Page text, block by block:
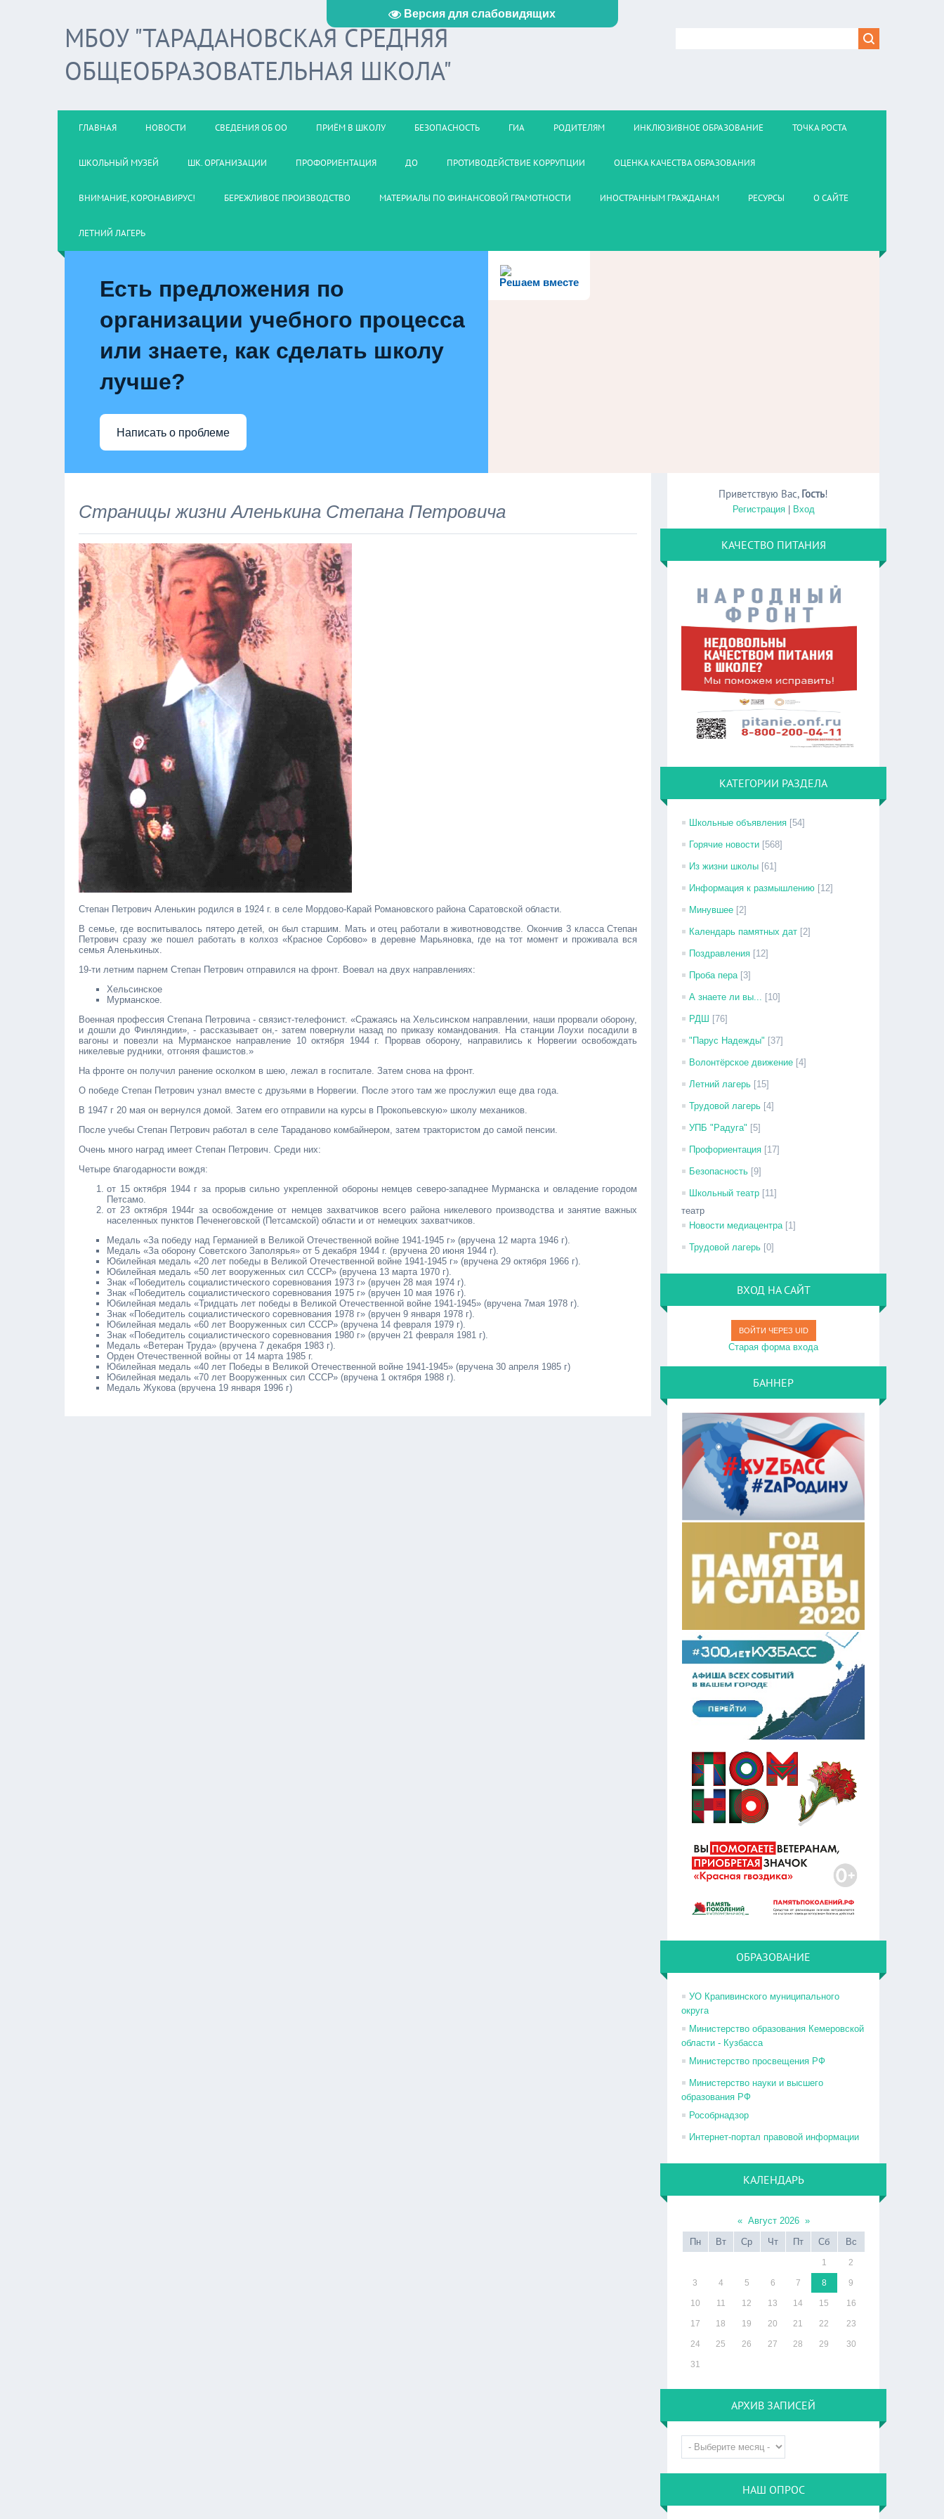
Версия для слабовидящих
МБОУ "ТАРАДАНОВСКАЯ СРЕДНЯЯ
ОБЩЕОБРАЗОВАТЕЛЬНАЯ ШКОЛА"
ГЛАВНАЯ НОВОСТИ СВЕДЕНИЯ ОБ ОО ПРИЁМ В ШКОЛУ БЕЗОПАСНОСТЬ ГИА РОДИТЕЛЯМ ИНКЛЮЗИВНОЕ ОБРАЗОВАНИЕ ТОЧКА РОСТА
ШКОЛЬНЫЙ МУЗЕЙ ШК. ОРГАНИЗАЦИИ ПРОФОРИЕНТАЦИЯ ДО ПРОТИВОДЕЙСТВИЕ КОРРУПЦИИ ОЦЕНКА КАЧЕСТВА ОБРАЗОВАНИЯ
ВНИМАНИЕ, КОРОНАВИРУС! БЕРЕЖЛИВОЕ ПРОИЗВОДСТВО МАТЕРИАЛЫ ПО ФИНАНСОВОЙ ГРАМОТНОСТИ ИНОСТРАННЫМ ГРАЖДАНАМ РЕСУРСЫ О САЙТЕ
ЛЕТНИЙ ЛАГЕРЬ
Решаем вместе
Есть предложения по
организации учебного процесса
или знаете, как сделать школу
лучше?
Написать о проблеме
Страницы жизни Аленькина Степана Петровича
Степан Петрович Аленькин родил­ся в 1924 г. в селе Мордово-Карай Романовского района Саратовской облас­ти.
В семье, где воспитывалось пяте­ро детей, он был старшим. Мать и отец работали в животноводстве. Окончив 3 класса Степан
Петрович сразу же по­шел работать в колхоз «Красное Сорбово» в деревне Марьяновка, где на тот момент и проживала вся
семья Аленькиных.
19-ти летним парнем Степан Петрович отправился на фронт. Воевал на двух направлениях:
Хельсинское
Мурманское.
Военная профессия Степана Петровича - связист-телефонист. «Сражаясь на Хельсинском направлении, наши прорвали оборону,
и дошли до Фин­ляндии», - рассказывает он,- затем повернули назад по приказу командования. На станции Лоухи посадили в
вагоны и повезли на Мурманское направление 10 октября 1944 г. Прорвав оборону, направились к Норвегии освобождать
никелевые рудники, отгоняя фашистов.»
На фронте он получил ранение осколком в шею, лежал в госпитале. Затем снова на фронт.
О победе Степан Петрович узнал вместе с друзьями в Норвегии. После этого там же прослужил еще два года.
В 1947 г 20 мая он вернулся домой. Затем его отправили на курсы в Прокопьевскую» школу механиков.
После учебы Степан Петрович работал в селе Тараданово комбайнером, затем трактористом до самой пенсии.
Очень много наград имеет Степан Петрович. Среди них:
Четыре благодарности вождя:
от 15 октября 1944 г за прорыв сильно укрепленной обороны немцев северо-западнее Мурманска и овладение городом
Петсамо.
от 23 октября 1944г за освобождение от немцев захватчиков всего района никелевого производства и занятие важных
населенных пунктов Печенеговской (Петсамской) об­ласти и от немецких захватчиков.
Медаль «За победу над Германией в Великой Отечественной войне 1941-1945 г» (вручена 12 марта 1946 г).
Медаль «За оборону Советского Заполярья» от 5 декабря 1944 г. (вручена 20 июня 1944 г).
Юбилейная медаль «20 лет победы в Великой Отечественной войне 1941-1945 г» (вручена 29 октября 1966 г).
Юбилейная медаль «50 лет вооруженных сил СССР» (вручена 13 марта 1970 г).
Знак «Победитель социалистического соревнования 1973 г» (вручен 28 мая 1974 г).
Знак «Победитель социалистического соревнования 1975 г» (вручен 10 мая 1976 г).
Юбилейная медаль «Тридцать лет победы в Великой Отечественной войне 1941-1945» (вручена 7мая 1978 г).
Знак «Победитель социалистического соревнования 1978 г» (вручен 9 января 1978 г).
Юбилейная медаль «60 лет Вооруженных сил СССР» (вручена 14 февраля 1979 г).
Знак «Победитель социалистического соревнования 1980 г» (вручен 21 февраля 1981 г).
Медаль «Ветеран Труда» (вручена 7 декабря 1983 г).
Орден Отечественной войны от 14 марта 1985 г.
Юбилейная медаль «40 лет Победы в Великой Отечественной войне 1941-1945» (вручена 30 апреля 1985 г)
Юбилейная медаль «70 лет Вооруженных сил СССР» (вручена 1 октября 1988 г).
Медаль Жукова (вручена 19 января 1996 г)
Приветствую Вас, Гость!
Регистрация| Вход
КАЧЕСТВО ПИТАНИЯ
КАТЕГОРИИ РАЗДЕЛА
Школьные объявления [54]
Горячие новости [568]
Из жизни школы [61]
Информация к размышлению [12]
Минувшее [2]
Календарь памятных дат [2]
Поздравления [12]
Проба пера [3]
А знаете ли вы... [10]
РДШ [76]
"Парус Надежды" [37]
Волонтёрское движение [4]
Летний лагерь [15]
Трудовой лагерь [4]
УПБ "Радуга" [5]
Профориентация [17]
Безопасность [9]
Школьный театр [11]
театр
Новости медиацентра [1]
Трудовой лагерь [0]
ВХОД НА САЙТ
ВОЙТИ ЧЕРЕЗ UID
Старая форма входа
БАННЕР
ОБРАЗОВАНИЕ
УО Крапивинского муниципального
округа
Министерство образования Кемеровской
области - Кузбасса
Министерство просвещения РФ
Министерство науки и высшего
образования РФ
Рособрнадзор
Интернет-портал правовой информации
КАЛЕНДАРЬ
« Август 2026 »
Пн
Вт Ср Чт Пт Сб Вс
1 2
3 4 5 6 7 8 9
10 11 12 13 14 15 16
17 18 19 20 21 22 23
24 25 26 27 28 29 30
31
АРХИВ ЗАПИСЕЙ
НАШ ОПРОС